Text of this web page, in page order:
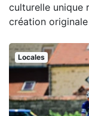
culturelle unique
création
Locales